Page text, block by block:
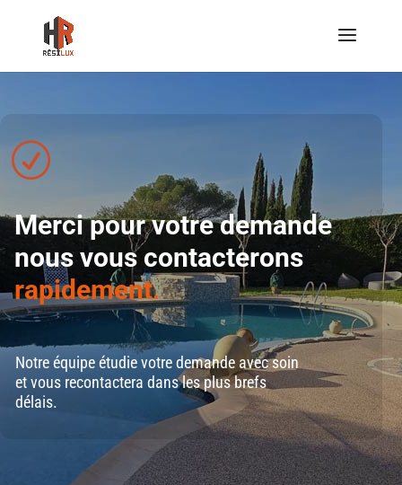
R
Merci pour votre demande
nous vous contacterons
rapidement.
Notre équipe étudie votre demande avec soin
et vous recontactera dans les plus brefs
délais.